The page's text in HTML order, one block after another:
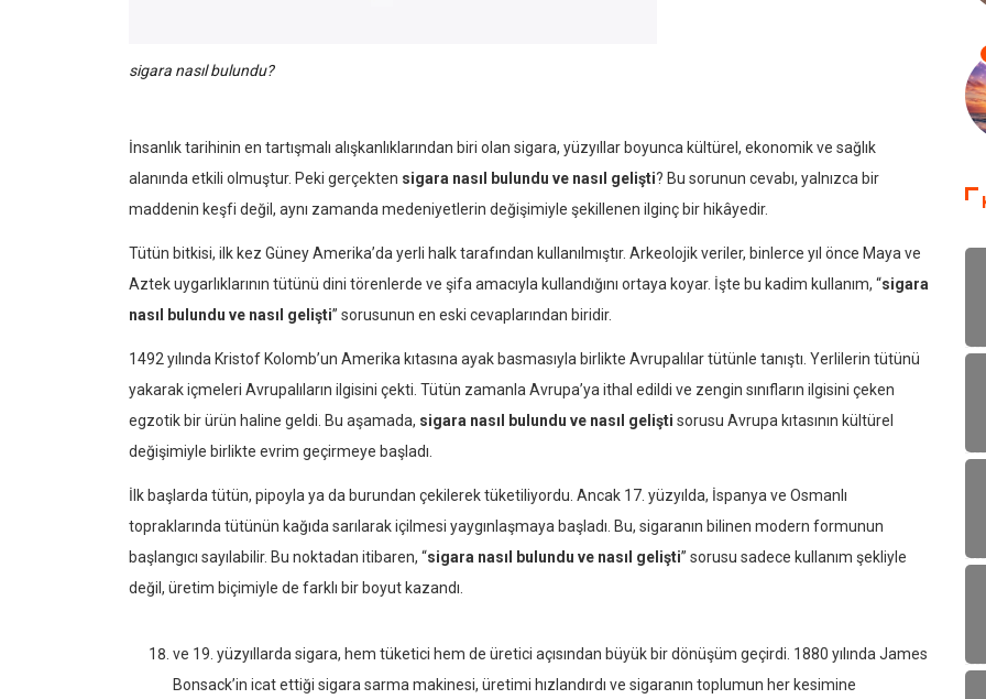
sigara nasıl bulundu?
İnsanlık tarihinin en tartışmalı alışkanlıklarından biri olan sigara, yüzyıllar boyunca kültürel, ekonomik ve sağlık
alanında etkili olmuştur. Peki gerçekten sigara nasıl bulundu ve nasıl gelişti? Bu sorunun cevabı, yalnızca bir
maddenin keşfi değil, aynı zamanda medeniyetlerin değişimiyle şekillenen ilginç bir hikâyedir.
Tütün bitkisi, ilk kez Güney Amerika’da yerli halk tarafından kullanılmıştır. Arkeolojik veriler, binlerce yıl önce Maya ve
Aztek uygarlıklarının tütünü dini törenlerde ve şifa amacıyla kullandığını ortaya koyar. İşte bu kadim kullanım, “sigara
nasıl bulundu ve nasıl gelişti” sorusunun en eski cevaplarından biridir.
1492 yılında Kristof Kolomb’un Amerika kıtasına ayak basmasıyla birlikte Avrupalılar tütünle tanıştı. Yerlilerin tütünü
yakarak içmeleri Avrupalıların ilgisini çekti. Tütün zamanla Avrupa’ya ithal edildi ve zengin sınıfların ilgisini çeken
egzotik bir ürün haline geldi. Bu aşamada, sigara nasıl bulundu ve nasıl gelişti sorusu Avrupa kıtasının kültürel
değişimiyle birlikte evrim geçirmeye başladı.
İlk başlarda tütün, pipoyla ya da burundan çekilerek tüketiliyordu. Ancak 17. yüzyılda, İspanya ve Osmanlı
topraklarında tütünün kağıda sarılarak içilmesi yaygınlaşmaya başladı. Bu, sigaranın bilinen modern formunun
başlangıcı sayılabilir. Bu noktadan itibaren, “sigara nasıl bulundu ve nasıl gelişti” sorusu sadece kullanım şekliyle
değil, üretim biçimiyle de farklı bir boyut kazandı.
ve 19. yüzyıllarda sigara, hem tüketici hem de üretici açısından büyük bir dönüşüm geçirdi. 1880 yılında James
Bonsack’in icat ettiği sigara sarma makinesi, üretimi hızlandırdı ve sigaranın toplumun her kesimine